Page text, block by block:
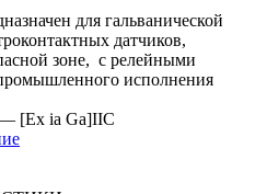
для гальванической
датчиков,
зоне, с релейными
исполнения
[Ex ia Ga]IIC